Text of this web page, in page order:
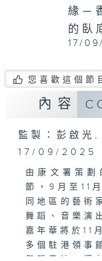
緣─
的臥
17/
您喜歡這個節
內容
監製：彭啟光,
17/09/2025
由康文署策劃
節，9月至11
同地區的藝術
舞蹈、音樂演
嘉年華將於11
多個駐港領事